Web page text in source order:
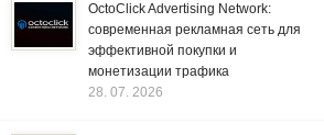
OctoClick Advertising Network:
современная рекламная сеть для
эффективной покупки и
монетизации трафика
28. 07. 2026